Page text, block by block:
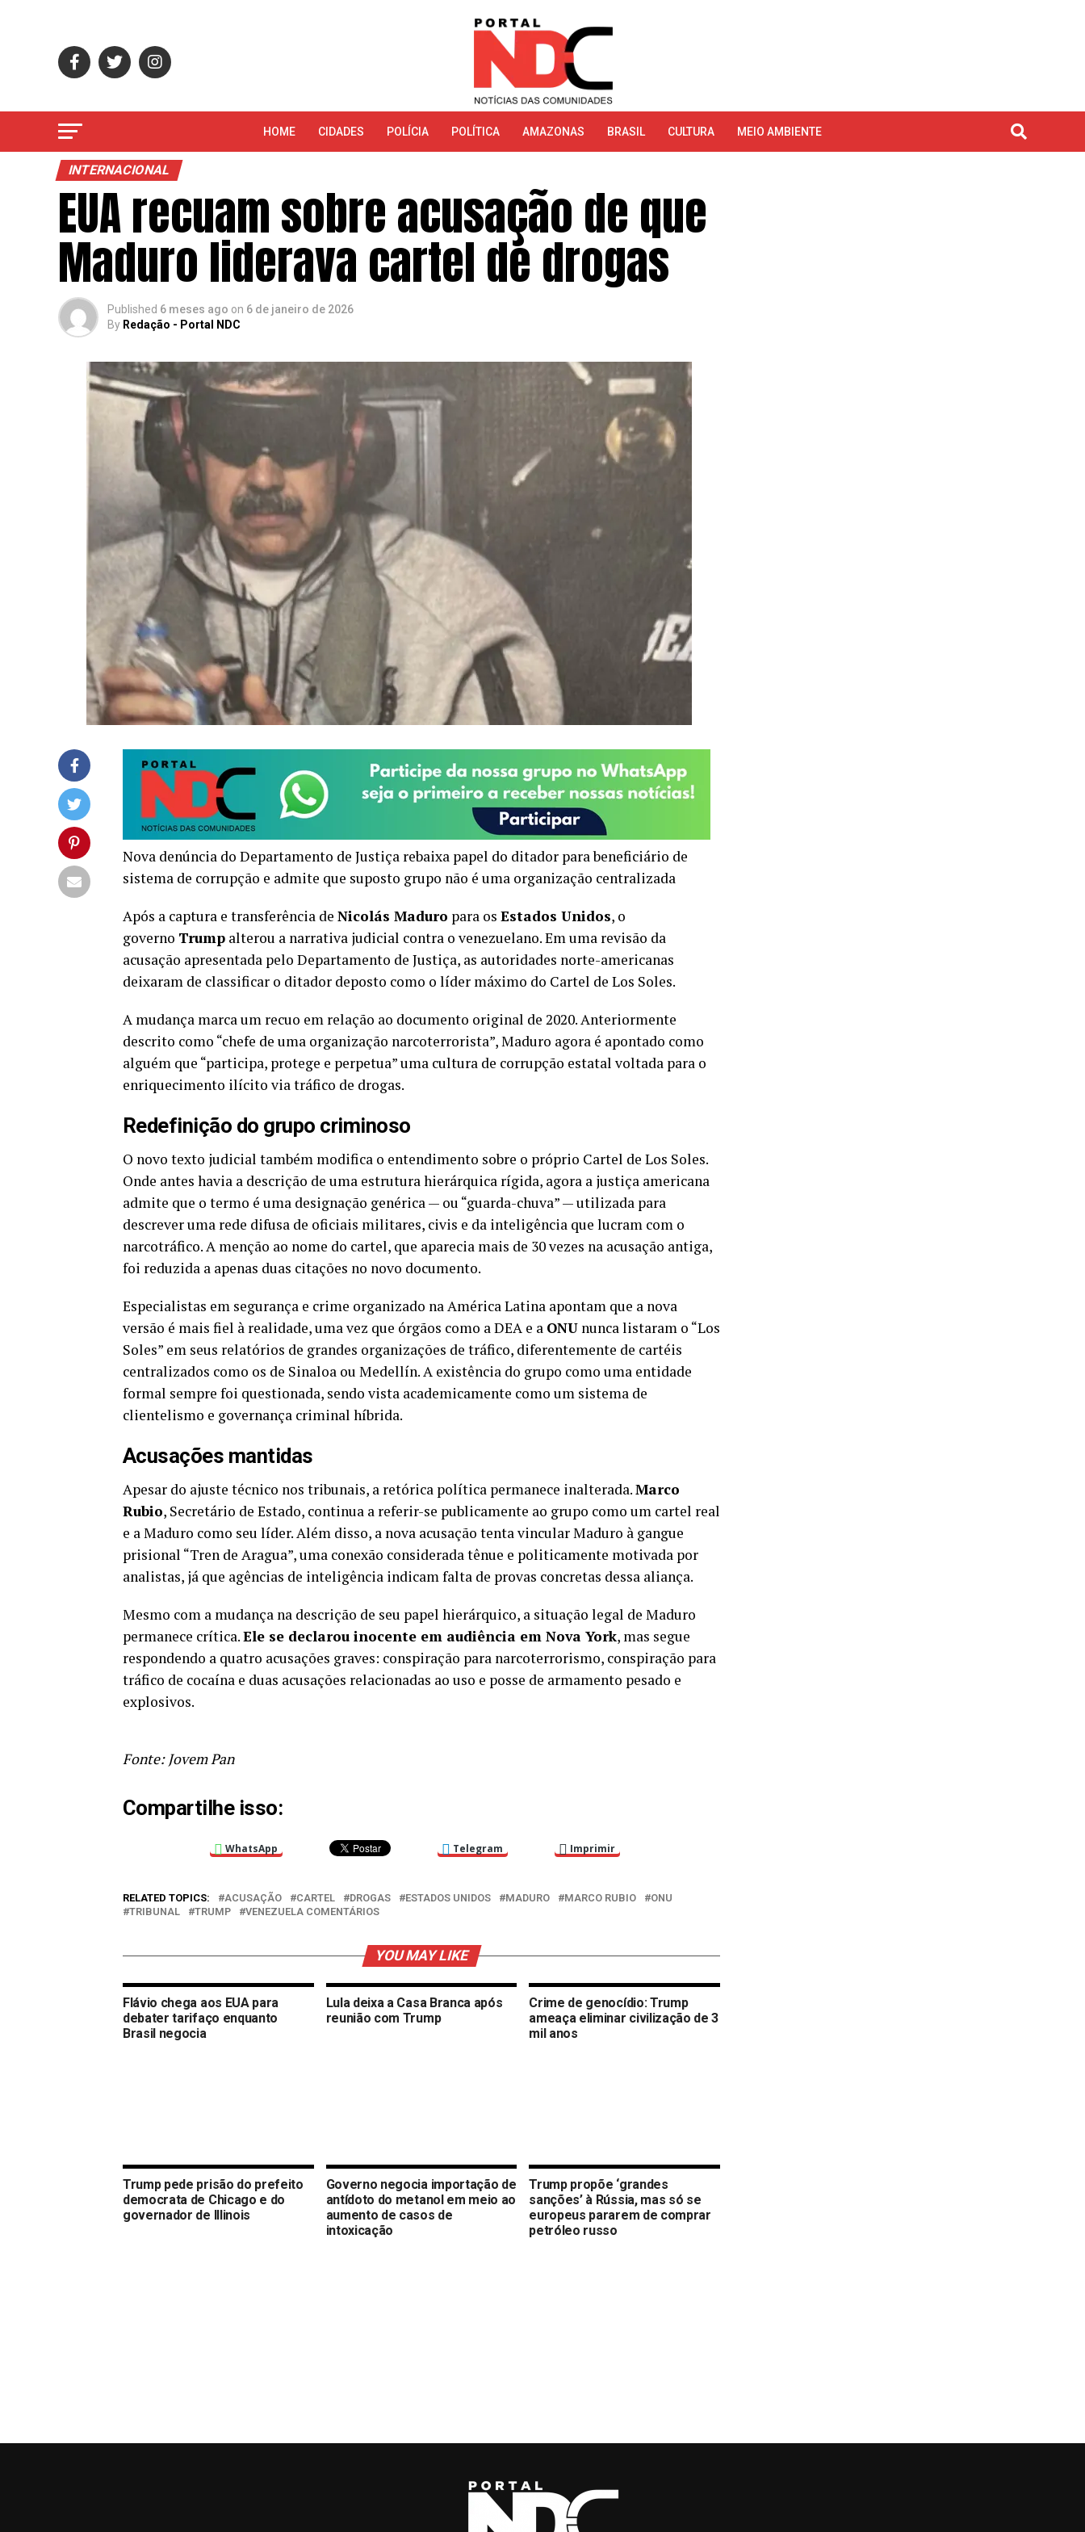
HOME CIDADES POLÍCIA POLÍTICA AMAZONAS BRASIL CULTURA MEIO AMBIENTE
INTERNACIONAL
EUA recuam sobre acusação de que
Maduro liderava cartel de drogas
Published 6 meses ago on 6 de janeiro de 2026
By Redação - Portal NDC
Nova denúncia do Departamento de Justiça rebaixa papel do ditador para beneficiário de
sistema de corrupção e admite que suposto grupo não é uma organização centralizada
Após a captura e transferência de Nicolás Maduro para os Estados Unidos, o
governo Trump alterou a narrativa judicial contra o venezuelano. Em uma revisão da
acusação apresentada pelo Departamento de Justiça, as autoridades norte-americanas
deixaram de classificar o ditador deposto como o líder máximo do Cartel de Los Soles.
A mudança marca um recuo em relação ao documento original de 2020. Anteriormente
descrito como “chefe de uma organização narcoterrorista”, Maduro agora é apontado como
alguém que “participa, protege e perpetua” uma cultura de corrupção estatal voltada para o
enriquecimento ilícito via tráfico de drogas.
Redefinição do grupo criminoso
O novo texto judicial também modifica o entendimento sobre o próprio Cartel de Los Soles.
Onde antes havia a descrição de uma estrutura hierárquica rígida, agora a justiça americana
admite que o termo é uma designação genérica — ou “guarda-chuva” — utilizada para
descrever uma rede difusa de oficiais militares, civis e da inteligência que lucram com o
narcotráfico. A menção ao nome do cartel, que aparecia mais de 30 vezes na acusação antiga,
foi reduzida a apenas duas citações no novo documento.
Especialistas em segurança e crime organizado na América Latina apontam que a nova
versão é mais fiel à realidade, uma vez que órgãos como a DEA e a ONU nunca listaram o “Los
Soles” em seus relatórios de grandes organizações de tráfico, diferentemente de cartéis
centralizados como os de Sinaloa ou Medellín. A existência do grupo como uma entidade
formal sempre foi questionada, sendo vista academicamente como um sistema de
clientelismo e governança criminal híbrida.
Acusações mantidas
Apesar do ajuste técnico nos tribunais, a retórica política permanece inalterada.Marco
Rubio, Secretário de Estado, continua a referir-se publicamente ao grupo como um cartel real
e a Maduro como seu líder. Além disso, a nova acusação tenta vincular Maduro à gangue
prisional “Tren de Aragua”, uma conexão considerada tênue e politicamente motivada por
analistas, já que agências de inteligência indicam falta de provas concretas dessa aliança.
Mesmo com a mudança na descrição de seu papel hierárquico, a situação legal de Maduro
permanece crítica.Ele se declarou inocente em audiência em Nova York, mas segue
respondendo a quatro acusações graves: conspiração para narcoterrorismo, conspiração para
tráfico de cocaína e duas acusações relacionadas ao uso e posse de armamento pesado e
explosivos.
Fonte: Jovem Pan
Compartilhe isso:
WhatsApp Telegram Imprimir
RELATED TOPICS: ACUSAÇÃO CARTEL DROGAS ESTADOS UNIDOS MADURO MARCO RUBIO
ONU
TRIBUNAL
TRUMP VENEZUELA COMENTÁRIOS
YOU MAY LIKE
Flávio chega aos EUA para
debater tarifaço enquanto
Brasil negocia
Lula deixa a Casa Branca após
reunião com Trump
Crime de genocídio: Trump
ameaça eliminar civilização de 3
mil anos
Trump pede prisão do prefeito
democrata de Chicago e do
governador de Illinois
Governo negocia importação de
antídoto do metanol em meio ao
aumento de casos de
intoxicação
Trump propõe ‘grandes
sanções’ à Rússia, mas só se
europeus pararem de comprar
petróleo russo